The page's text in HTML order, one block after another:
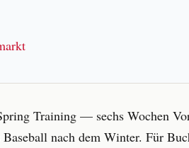
Training — sechs Wochen
nach dem Winter. Für